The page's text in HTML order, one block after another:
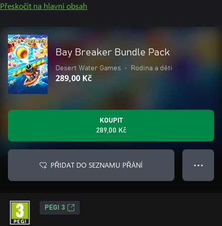
Přeskočit na hlavní obsah
Bay Breaker Bundle Pack
Desert Water Games • Rodina a děti
289,00 Kč
KOUPIT
289,00 Kč
PŘIDAT DO SEZNAMU PŘÁNÍ ● ● ●
PEGI 3